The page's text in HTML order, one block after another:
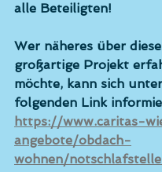
alle Beteiligten!
Wer näheres über
großartige Projekt
möchte, kann sich
folgenden Link
https://www.caritas-
angebote/obdach-
wohnen/